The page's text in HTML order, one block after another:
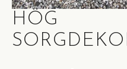
HÖG